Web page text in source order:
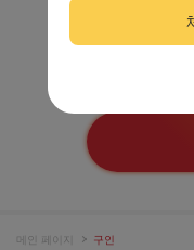
메인 페이지 구인